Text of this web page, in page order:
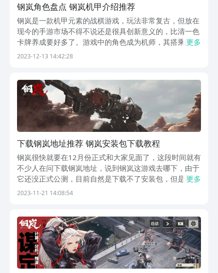
钢岚角色盘点 钢岚机甲介绍推荐
钢岚是一款机甲元素的战棋游戏，玩法非常复古，但放在
现今的手游市场不得不说还是很具创新意义的，比清一色
卡牌养成要好多了。游戏中的角色成为机师，其搭乘的是
机甲，下面便给大家带来钢岚角色介绍，介绍下游戏中目
更多
2023-12-13 14:42:28
下载钢岚地址推荐 钢岚安装包下载教程
钢岚很快就要在12月份正式和大家见面了，这段时间就有
不少人在问下载钢岚地址，说到钢岚这游戏去哪下，由于
它还没正式公测，目前自然是下载不了安装包，但是却可
以先进行预约，而既然说到预约，目前该游戏可以在一个
更多
2023-11-21 14:08:54